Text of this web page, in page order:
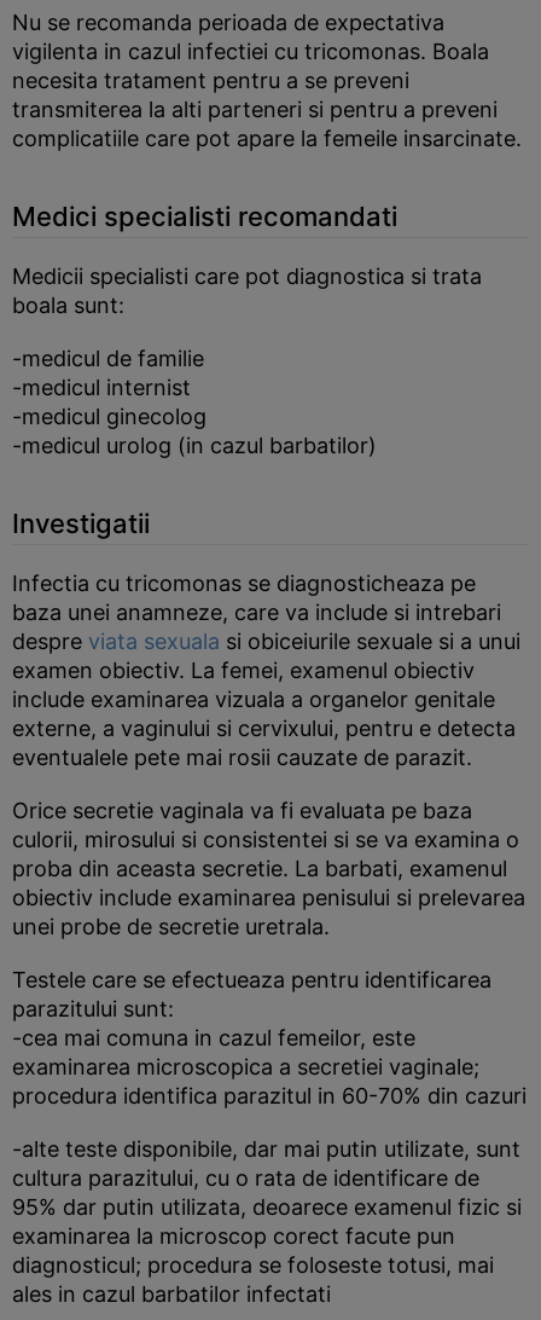
Nu se recomanda perioada de expectativa
vigilenta in cazul infectiei cu tricomonas. Boala
necesita tratament pentru a se preveni
transmiterea la alti parteneri si pentru a preveni
complicatiile care pot apare la femeile insarcinate.
Medici specialisti recomandati
Medicii specialisti care pot diagnostica si trata
boala sunt:
-medicul de familie
-medicul internist
-medicul ginecolog
-medicul urolog (in cazul barbatilor)
Investigatii
Infectia cu tricomonas se diagnosticheaza pe
baza unei anamneze, care va include si intrebari
despre viata sexuala si obiceiurile sexuale si a unui
examen obiectiv. La femei, examenul obiectiv
include examinarea vizuala a organelor genitale
externe, a vaginului si cervixului, pentru e detecta
eventualele pete mai rosii cauzate de parazit.
Orice secretie vaginala va fi evaluata pe baza
culorii, mirosului si consistentei si se va examina o
proba din aceasta secretie. La barbati, examenul
obiectiv include examinarea penisului si prelevarea
unei probe de secretie uretrala.
Testele care se efectueaza pentru identificarea
parazitului sunt:
-cea mai comuna in cazul femeilor, este
examinarea microscopica a secretiei vaginale;
procedura identifica parazitul in 60-70% din cazuri
-alte teste disponibile, dar mai putin utilizate, sunt
cultura parazitului, cu o rata de identificare de
95% dar putin utilizata, deoarece examenul fizic si
examinarea la microscop corect facute pun
diagnosticul; procedura se foloseste totusi, mai
ales in cazul barbatilor infectati